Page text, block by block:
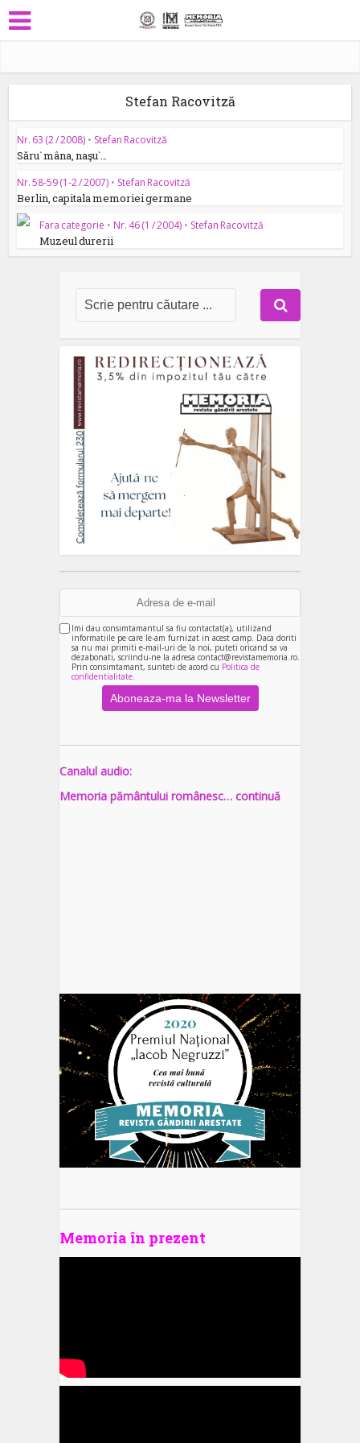
Stefan Racovitză
Nr. 63 (2 / 2008) • Stefan Racovitză
Săru` mâna, naşu`…
Nr. 58-59 (1-2 / 2007) • Stefan Racovitză
Berlin, capitala memoriei germane
Fara categorie • Nr. 46 (1 / 2004) • Stefan Racovitză
Muzeul durerii
Imi dau consimtamantul sa fiu contactat(a), utilizand
informatiile pe care le-am furnizat in acest camp. Daca doriti
sa nu mai primiti e-mail-uri de la noi, puteti oricand sa va
dezabonati, scriindu-ne la adresa contact@revistamemoria.ro.
Prin consimtamant, sunteti de acord cu Politica de
confidentialitate.
Canalul audio:
Memoria pământului românesc… continuă
Memoria în prezent